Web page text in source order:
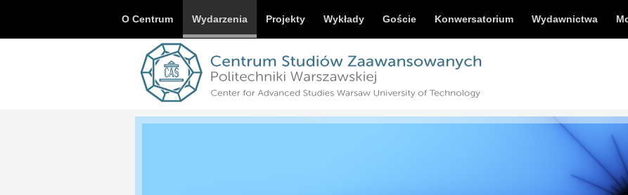
O Centrum Wydarzenia Projekty Wykłady Goście Konwersatorium Wydawnictwa